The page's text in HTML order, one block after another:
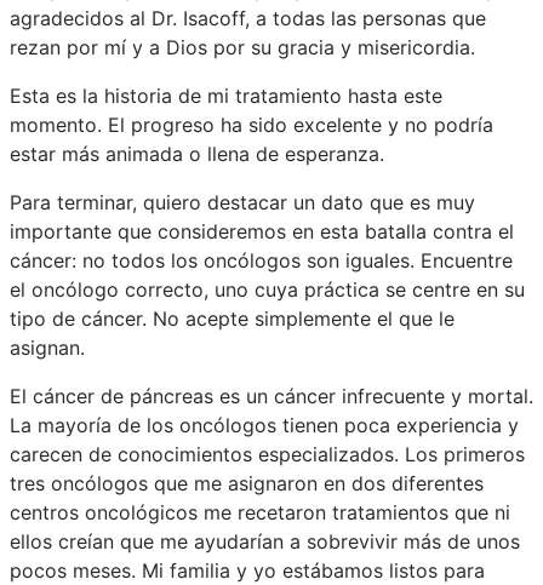
agradecidos al Dr. Isacoff, a todas las personas que
rezan por mí y a Dios por su gracia y misericordia.
Esta es la historia de mi tratamiento hasta este
momento. El progreso ha sido excelente y no podría
estar más animada o llena de esperanza.
Para terminar, quiero destacar un dato que es muy
importante que consideremos en esta batalla contra el
cáncer: no todos los oncólogos son iguales. Encuentre
el oncólogo correcto, uno cuya práctica se centre en su
tipo de cáncer. No acepte simplemente el que le
asignan.
El cáncer de páncreas es un cáncer infrecuente y mortal.
La mayoría de los oncólogos tienen poca experiencia y
carecen de conocimientos especializados. Los primeros
tres oncólogos que me asignaron en dos diferentes
centros oncológicos me recetaron tratamientos que ni
ellos creían que me ayudarían a sobrevivir más de unos
pocos meses. Mi familia y yo estábamos listos para